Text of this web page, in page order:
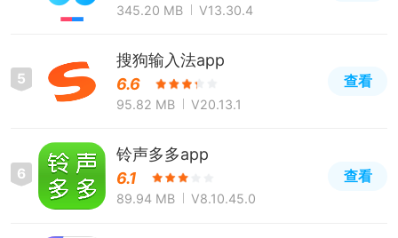
345.20 MB V13.30.4
5
搜狗输入法app
6.6
95.82 MB V20.13.1
查看
6
铃声多多app
6.1
89.94 MB V8.10.45.0
查看